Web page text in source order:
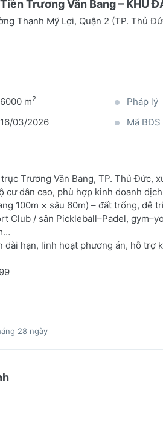
Trương Văn Bang – KHU
Thạnh Mỹ Lợi, Quận 2 (TP. Thủ
6000 m2 Pháp lý
16/03/2026 Mã BĐS
Trương Văn Bang, TP. Thủ Đức,
cư dân cao, phù hợp kinh doanh
100m × sâu 60m) – đất trống, dễ
Club / sân Pickleball–Padel,
dài hạn, linh hoạt phương án, hỗ trợ
28 ngày